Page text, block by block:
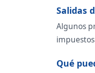
Salidas
Algunos
Qué